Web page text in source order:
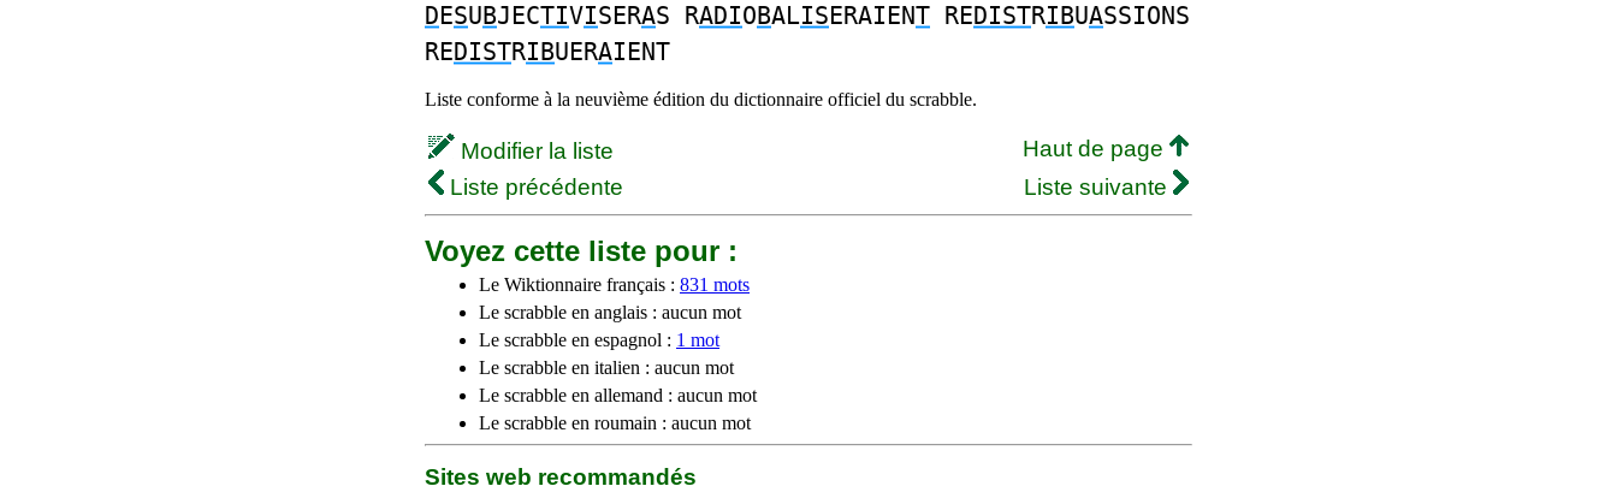
DESUBJECTIVISERAS RADIOBALISERAIENT REDISTRIBUASSIONS
REDISTRIBUERAIENT
Liste conforme à la neuvième édition du dictionnaire officiel du scrabble.
Modifier la liste
Haut de page
Liste précédente
Liste suivante
Voyez cette liste pour :
Le Wiktionnaire français : 831 mots
Le scrabble en anglais : aucun mot
Le scrabble en espagnol : 1 mot
Le scrabble en italien : aucun mot
Le scrabble en allemand : aucun mot
Le scrabble en roumain : aucun mot
Sites web recommandés